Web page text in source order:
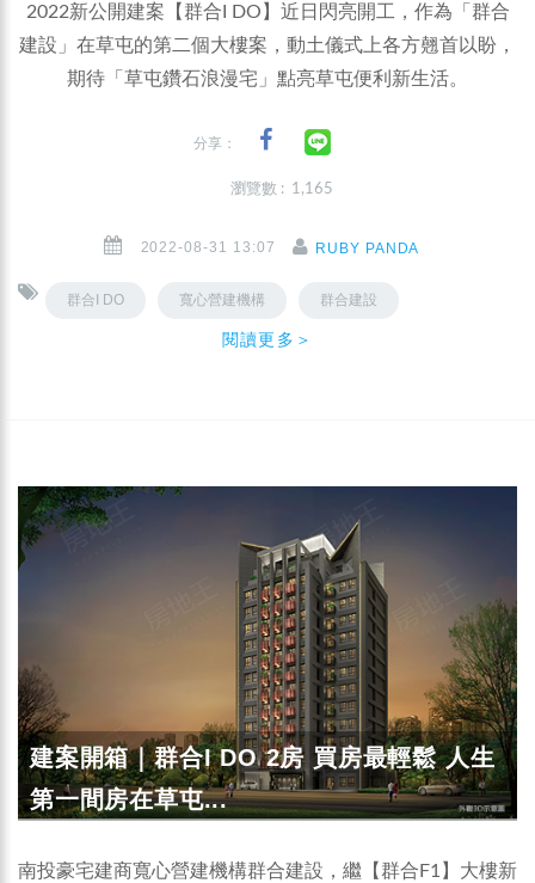
2022新公開建案【群合I DO】近日閃亮開工，作為「群合
建設」在草屯的第二個大樓案，動土儀式上各方翹首以盼，
期待「草屯鑽石浪漫宅」點亮草屯便利新生活。
分享：
瀏覽數 : 1,165
2022-08-31 13:07 RUBY PANDA
群合I DO 寬心營建機構 群合建設
閱讀更多＞
建案開箱｜群合I DO 2房 買房最輕鬆 人生
第一間房在草屯...
南投豪宅建商寬心營建機構群合建設，繼【群合F1】大樓新